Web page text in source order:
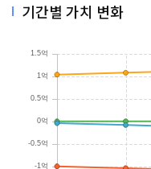
기간별 가치 변화